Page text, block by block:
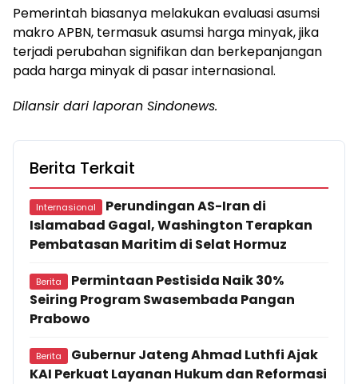
Pemerintah biasanya melakukan evaluasi asumsi
makro APBN, termasuk asumsi harga minyak, jika
terjadi perubahan signifikan dan berkepanjangan
pada harga minyak di pasar internasional.
Dilansir dari laporan Sindonews.
Berita Terkait
Internasional
Perundingan AS-Iran di
Islamabad Gagal, Washington Terapkan
Pembatasan Maritim di Selat Hormuz
Berita
Permintaan Pestisida Naik 30%
Seiring Program Swasembada Pangan
Prabowo
Berita
Gubernur Jateng Ahmad Luthfi Ajak
KAI Perkuat Layanan Hukum dan Reformasi